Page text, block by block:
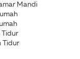
Mandi
Tidur
Tidur